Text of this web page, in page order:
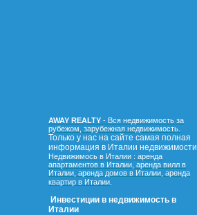
AWAY REALTY - Вся недвижимость за
рубежом, зарубежная недвижимость.
Только у нас на сайте самая полная
информация в Италии недвижимости
Недвижимось в Италии : аренда
апартаментов в Италии, аренда вилл в
Италии, аренда домов в Италии, аренда
квартир в Италии.
Инвестиции в недвижимость в
Италии